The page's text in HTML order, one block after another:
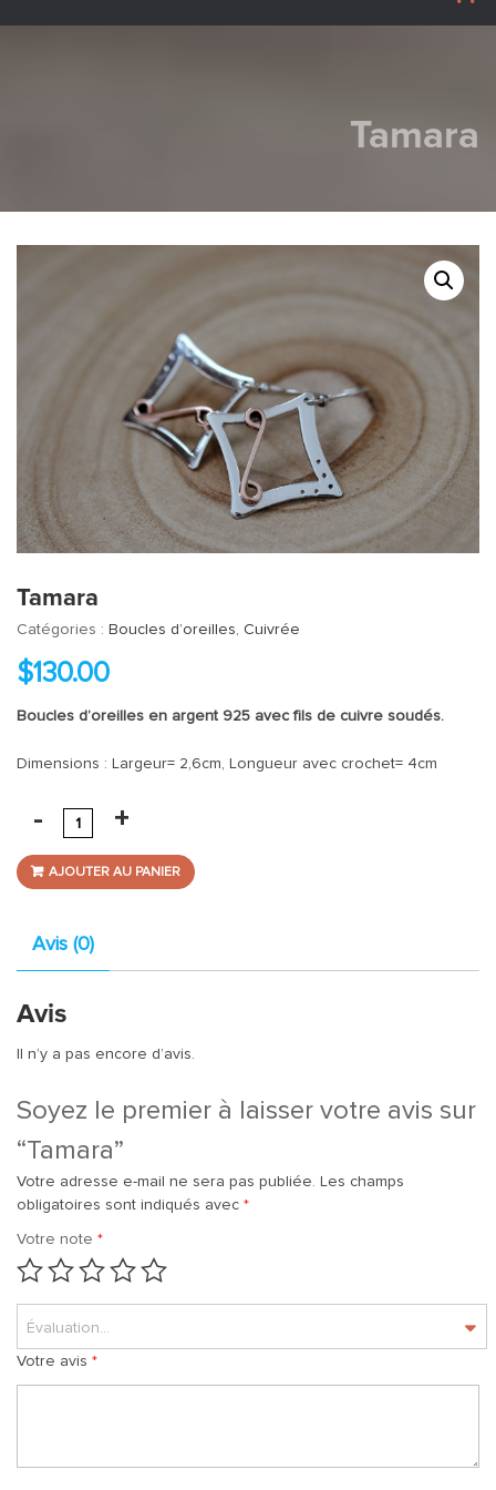
Tamara
Tamara
Catégories : Boucles d’oreilles Cuivrée
$130.00
Boucles d’oreilles en argent 925 avec fils de cuivre soudés.
Dimensions : Largeur= 2,6cm, Longueur avec crochet= 4cm
AJOUTER AU PANIER
Avis (0)
Avis
Il n’y a pas encore d’avis.
Soyez le premier à laisser votre avis sur
“Tamara”
Votre adresse e-mail ne sera pas publiée. Les champs
obligatoires sont indiqués avec *
Votre note *
Évaluation...
Votre avis *